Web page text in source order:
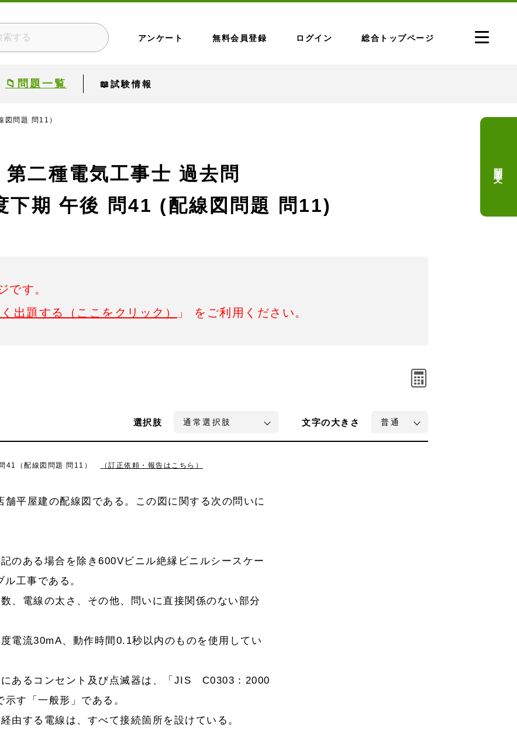
アンケート 無料会員登録 ログイン 総合トップページ
📁問題一覧 📖試験情報
図問題 問11）
第二種電気工事士 過去問
下期 午後
問41 (配線図問題 問11)
です。
出題する（ここをクリック） 」 をご利用ください。
選択肢 文字の大きさ
41（配線図問題 問11） （訂正依頼・報告はこちら）
平屋建の配線図である。この図に関する次の問いに
のある場合を除き600Vビニル絶縁ビニルシースケー
工事である。
、電線の太さ、その他、問いに直接関係のない部分
電流30mA、動作時間0.1秒以内のものを使用してい
にあるコンセント及び点滅器は、「JIS C0303：2000
す「一般形」である。
由する電線は、すべて接続箇所を設けている。